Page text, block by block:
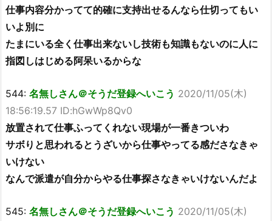
仕事内容分かってて的確に支持出せるんなら仕切ってもい
いよ別に
たまにいる全く仕事出来ないし技術も知識もないのに人に
指図しはじめる阿呆いるからな
544: 名無しさん＠そうだ登録へいこう 2020/11/05(木)
18:56:19.57 ID:hGwWp8Qv0
放置されて仕事ふってくれない現場が一番きついわ
サボりと思われるとうざいから仕事やってる感ださなきゃ
いけない
なんで派遣が自分からやる仕事探さなきゃいけないんだよ
545: 名無しさん＠そうだ登録へいこう 2020/11/05(木)